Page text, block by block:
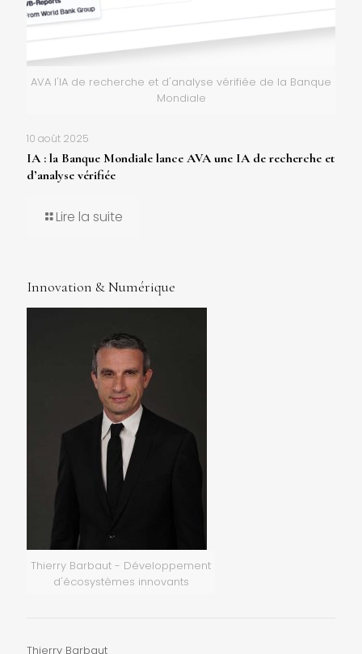
AVA l'IA de recherche et d'analyse vérifiée de la Banque
Mondiale
10 août 2025
IA : la Banque Mondiale lance AVA une IA de recherche et
d’analyse vérifiée
Lire la suite
Innovation & Numérique
Thierry Barbaut - Développement
d'écosystèmes innovants
Thierry Barbaut